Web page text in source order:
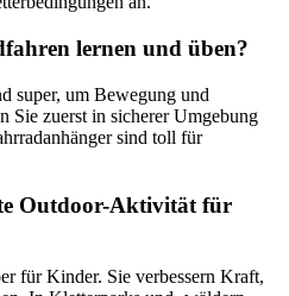
lernen und üben?
super, um Bewegung und
Sie zuerst in sicherer Umgebung
sind toll für
Outdoor-Aktivität für
für Kinder. Sie verbessern Kraft,